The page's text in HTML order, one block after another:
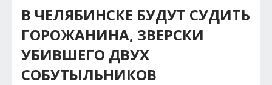
В ЧЕЛЯБИНСКЕ БУДУТ СУДИТЬ
ГОРОЖАНИНА, ЗВЕРСКИ
УБИВШЕГО ДВУХ
СОБУТЫЛЬНИКОВ